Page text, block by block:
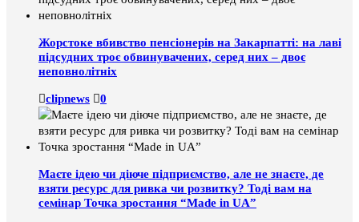
Жорстоке вбивство пенсіонерів на Закарпатті: на лаві
підсудних троє обвинувачених, серед них – двоє
неповнолітніх
clipnews 0
Маєте ідею чи діюче підприємство, але не знаєте, де
взяти ресурс для ривка чи розвитку? Тоді вам на
семінар Точка зростання “Made in UA”